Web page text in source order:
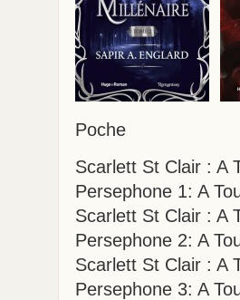
Poche
Scarlett St Clair : A
Persephone 1: A
Scarlett St Clair : A
Persephone 2: A
Scarlett St Clair : A
Persephone 3: A